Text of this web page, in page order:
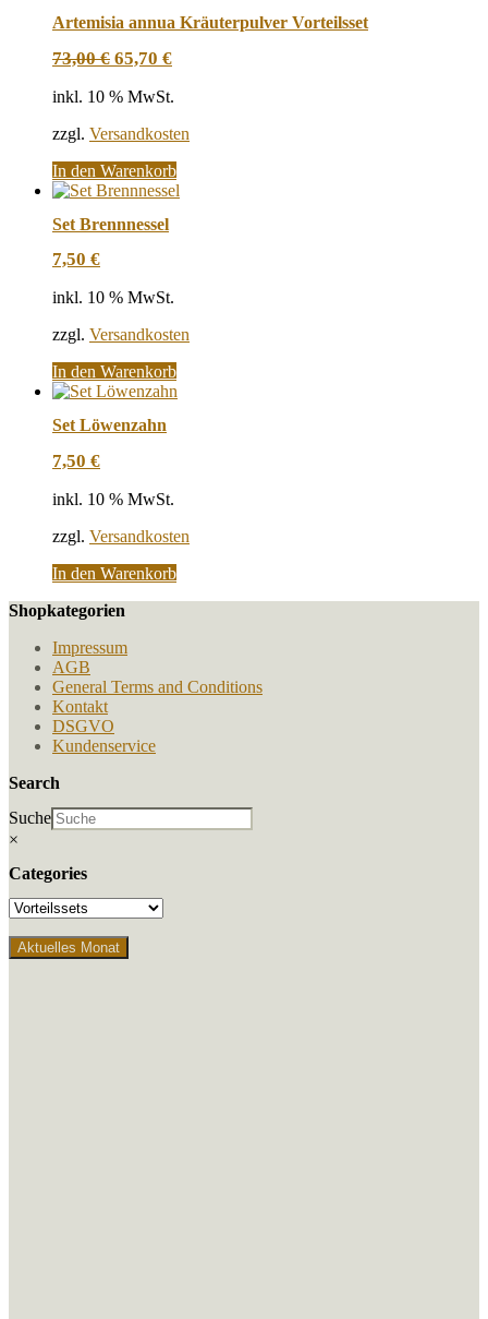
Artemisia annua Kräuterpulver Vorteilsset
73,00€ Ursprünglicher
war:
65,70 €Aktueller
inkl. 10 % MwSt.
zzgl. Versandkosten
In den Warenkorb
Set Brennnessel
7,50 €
inkl. 10 % MwSt.
zzgl. Versandkosten
In den Warenkorb
Set Löwenzahn
7,50 €
inkl. 10 % MwSt.
zzgl. Versandkosten
In den Warenkorb
Shopkategorien
Impressum
AGB
General Terms and Conditions
Kontakt
DSGVO
Kundenservice
Search
Suche
×
Categories
Aktuelles Monat